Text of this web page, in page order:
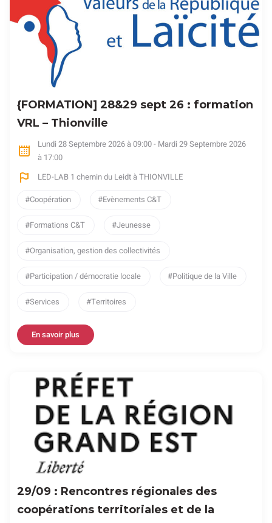
{FORMATION] 28&29 sept 26 : formation
VRL – Thionville
Lundi 28 Septembre 2026 à 09:00 - Mardi 29 Septembre 2026
à 17:00
LED-LAB 1 chemin du Leidt à THIONVILLE
Coopération
Evènements C&T
Formations C&T Jeunesse
Organisation, gestion des collectivités
Participation / démocratie locale Politique de la Ville
Services Territoires
En savoir plus
29/09 : Rencontres régionales des
coopérations territoriales et de la